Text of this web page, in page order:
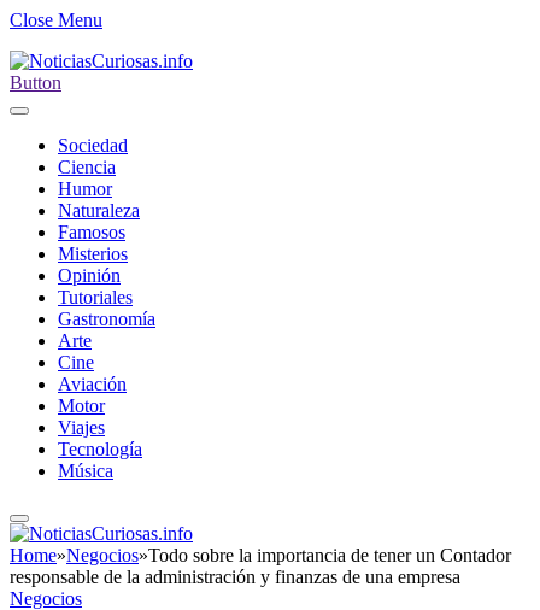
Close Menu
Button
Sociedad
Ciencia
Humor
Naturaleza
Famosos
Misterios
Opinión
Tutoriales
Gastronomía
Arte
Cine
Aviación
Motor
Viajes
Tecnología
Música
Home»Negocios»Todo sobre la importancia de tener un Contador
responsable de la administración y finanzas de una empresa
Negocios